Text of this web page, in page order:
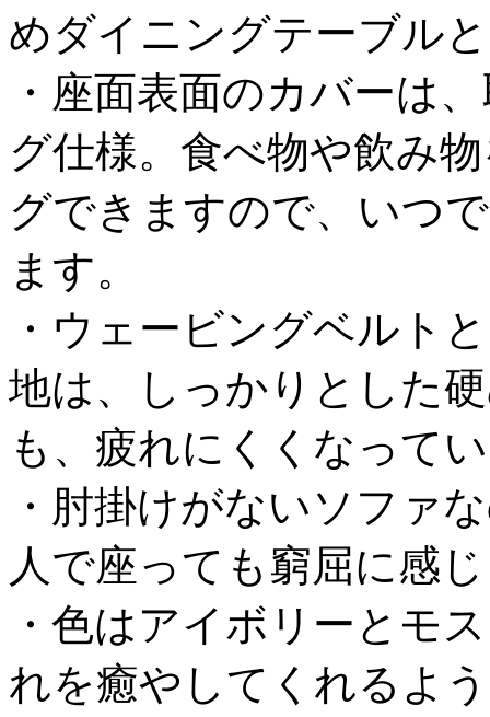
めダイニングテーブル
・座面表面のカバーは
グ仕様。食べ物や飲み
グできますので、いつ
ます。
・ウェービングベルト
地は、しっかりとした
も、疲れにくくなって
・肘掛けがないソファ
人で座っても窮屈に感
・色はアイボリーとモ
れを癒やしてくれるよ